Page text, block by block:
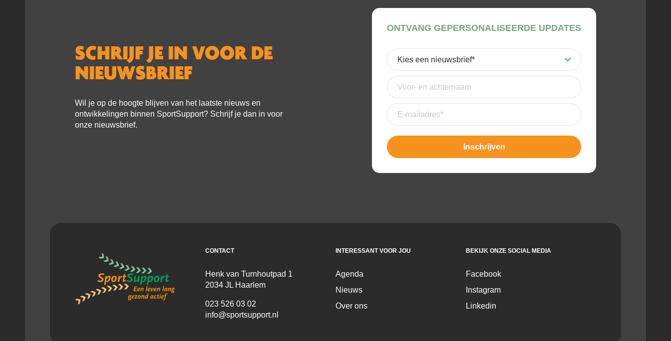
SCHRIJF JE IN VOOR DE
NIEUWSBRIEF
Wil je op de hoogte blijven van het laatste nieuws en
ontwikkelingen binnen SportSupport? Schrijf je dan in voor
onze nieuwsbrief.
ONTVANG GEPERSONALISEERDE UPDATES
Kies
een
nieuwsbrief(Vereist)
Voor-
en
achternaam
E-
mailadres(Vereist)
CONTACT
Henk van Turnhoutpad 1
2034 JL Haarlem
023 526 03 02
info@sportsupport.nl
INTERESSANT VOOR JOU
Agenda
Nieuws
Over ons
BEKIJK ONZE SOCIAL MEDIA
Facebook
Instagram
Linkedin